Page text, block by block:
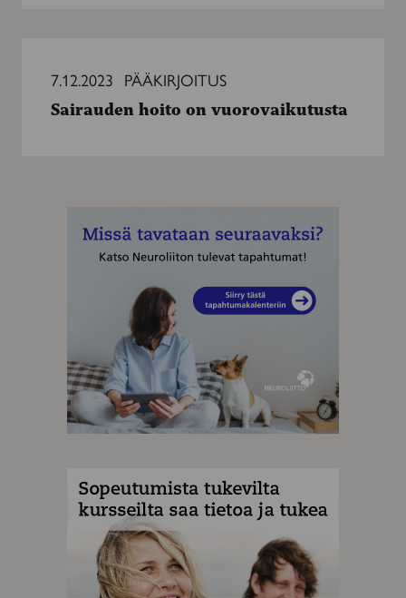
hoito
vuorovaikutusta
7.12.2023 PÄÄKIRJOITUS
Sairauden hoito on vuorovaikutusta